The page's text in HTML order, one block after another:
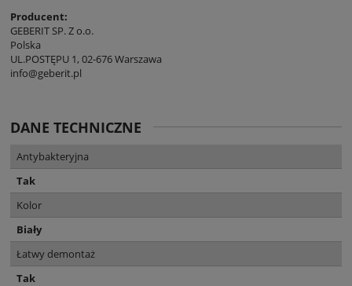
Producent:
GEBERIT SP. Z o.o.
Polska
UL.POSTĘPU 1, 02-676 Warszawa
info@geberit.pl
DANE TECHNICZNE
Antybakteryjna
Tak
Kolor
Biały
Łatwy demontaż
Tak